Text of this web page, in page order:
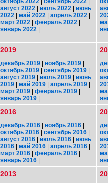
август 2022 | июль 2022 | июнь
2022 | май 2022 | апрель 2022 |
март 2022 | февраль 2022 |
январь 2022 |
2019
декабрь 2019 | ноябрь 2019 |
октябрь 2019 | сентябрь 2019 |
август 2019 | июль 2019 | июнь
2019 | май 2019 | апрель 2019 |
март 2019 | февраль 2019 |
январь 2019 |
2016
декабрь 2016 | ноябрь 2016 |
октябрь 2016 | сентябрь 2016 |
август 2016 | июль 2016 | июнь
2016 | май 2016 | апрель 2016 |
март 2016 | февраль 2016 |
январь 2016 |
2013